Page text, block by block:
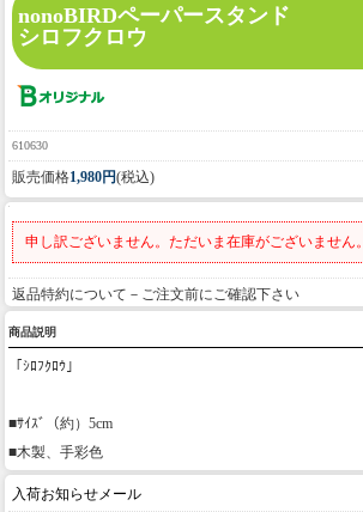
nonoBIRDペーパースタンド
シロフクロウ
610630
販売価格1,980円(税込)
申し訳ございません。ただいま在庫がございません。
返品特約について－ご注文前にご確認下さい
商品説明
「ｼﾛﾌｸﾛｳ」
■ｻｲｽﾞ（約）5cm
■木製、手彩色
入荷お知らせメール